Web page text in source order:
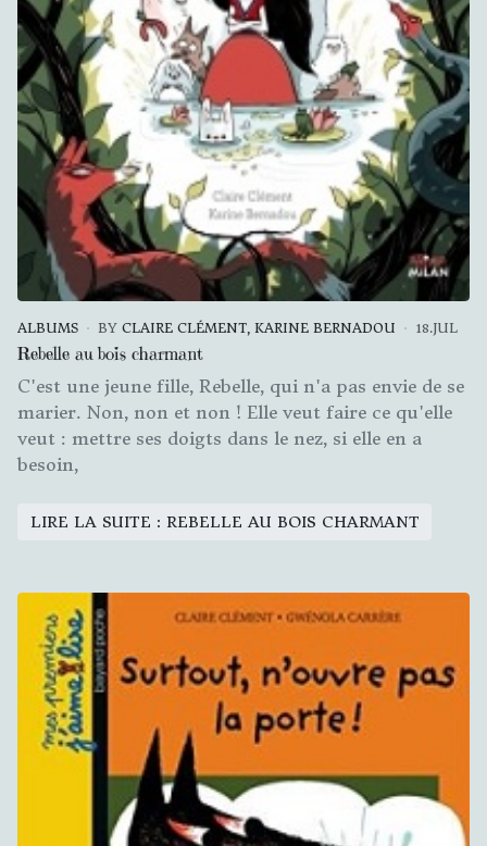
ALBUMS BY CLAIRE CLÉMENT, KARINE BERNADOU 18.JUL
Rebelle au bois charmant
C'est une jeune fille, Rebelle, qui n'a pas envie de se
marier. Non, non et non ! Elle veut faire ce qu'elle
veut : mettre ses doigts dans le nez, si elle en a
besoin,
LIRE LA SUITE : REBELLE AU BOIS CHARMANT